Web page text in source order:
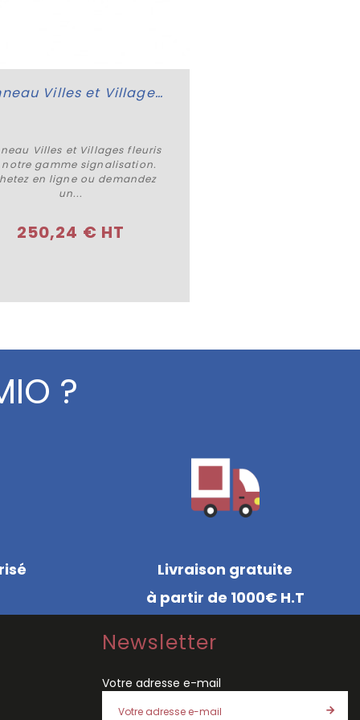
Plus de détails
Panneau Villes et Villages fleuris
Villes et Villages fleuris
notre gamme signalisation.
en ligne ou demandez
un...
250,24 € HT
?
Livraison gratuite
à partir de 1000€ H.T
Newsletter
Votre adresse e-mail